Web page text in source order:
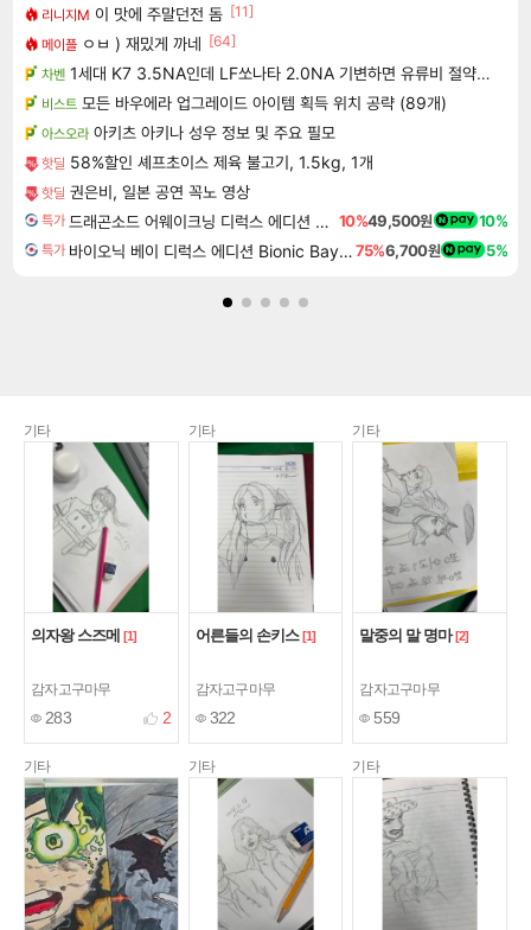
리니지M 이 맛에 주말던전 돔 [11]
메이플 ㅇㅂ ) 재밌게 까네 [64]
차벤 1세대 K7 3.5NA인데 LF쏘나타 2.0NA 기변하면 유류비 절약이 얼마나 될까요..?
비스트 모든 바우에라 업그레이드 아이템 획득 위치 공략 (89개)
아스오라 아키츠 아키나 성우 정보 및 주요 필모
핫딜 58%할인 셰프초이스 제육 불고기, 1.5kg, 1개
핫딜 권은비, 일본 공연 꼭노 영상
특가 드래곤소드 어웨이크닝 디럭스 에디션 DragonSword Awakening Deluxe Edition 10%49,500원 10%
특가 바이오닉 베이 디럭스 에디션 Bionic Bay Deluxe Edition75%6,700원 5%
기타
의자왕 스즈메 [1]
감자고구마무
283 2
기타
어른들의 손키스 [1]
감자고구마무
322
기타
말중의 말 명마 [2]
감자고구마무
559
기타 기타 기타